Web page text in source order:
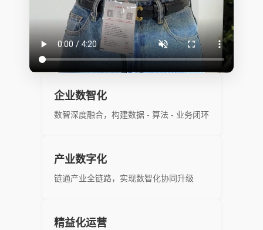
企业数智化
数智深度融合，构建数据 - 算法 - 业务闭环
产业数字化
链通产业全链路，实现数智化协同升级
精益化运营